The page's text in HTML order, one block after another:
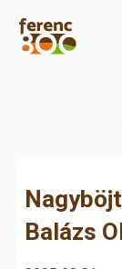
Balázs